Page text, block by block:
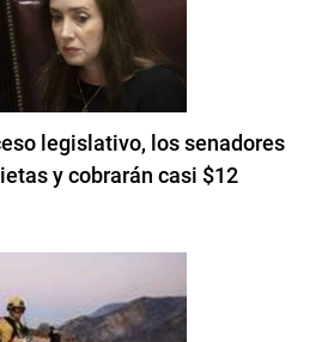
legislativo, los senadores
y cobrarán casi $12